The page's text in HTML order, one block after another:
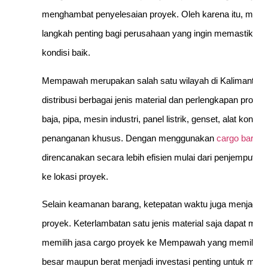
menghambat penyelesaian proyek. Oleh karena itu,
langkah penting bagi perusahaan yang ingin
kondisi baik.
Mempawah merupakan salah satu wilayah di
distribusi berbagai jenis material dan perlengkapan
baja, pipa, mesin industri, panel listrik, genset, alat
penanganan khusus. Dengan menggunakan cargo
direncanakan secara lebih efisien mulai dari
ke lokasi proyek.
Selain keamanan barang, ketepatan waktu juga
proyek. Keterlambatan satu jenis material saja dapat
memilih jasa cargo proyek ke Mempawah yang
besar maupun berat menjadi investasi penting untuk